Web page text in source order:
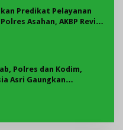
Predikat Pelayanan
Asahan, AKBP Revi
Polres dan Kodim,
Asri Gaungkan